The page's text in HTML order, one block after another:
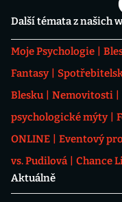
Další témata z našich
Moje Psychologie
Fantasy
Blesku
Nemovitosti
psychologické mýty
ONLINE
Eventový
vs. Pudilová
Chance
Aktuálně